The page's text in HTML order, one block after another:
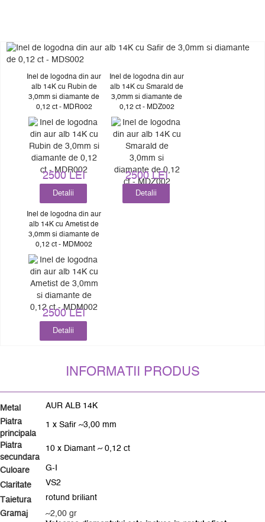
Inel de logodna din aur
alb 14K cu Rubin de
3,0mm si diamante de
0,12 ct - MDR002
2500 LEI
Detalii
Inel de logodna din aur
alb 14K cu Smarald de
3,0mm si diamante de
0,12 ct - MDZ002
2500 LEI
Detalii
Inel de logodna din aur
alb 14K cu Ametist de
3,0mm si diamante de
0,12 ct - MDM002
2500 LEI
Detalii
INFORMATII PRODUS
Metal
AUR ALB 14K
Piatra
principala
1 x Safir ~3,00 mm
Piatra
secundara
10 x Diamant ~ 0,12 ct
Culoare G-I
Claritate VS2
Taietura
rotund briliant
Gramaj
~2,00 gr